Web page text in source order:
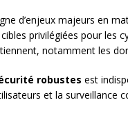
d’enjeux majeurs en
privilégiées pour les
notamment les
robustes est
et la surveillance